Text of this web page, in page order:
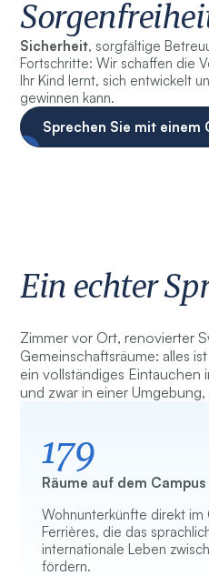
Sicherheit, sorgfältige
Fortschritte: Wir schaffen die
Ihr Kind lernt, sich entwickelt
gewinnen kann.
Sprechen Sie mit einem
Ein echter
Zimmer vor Ort, renovierter
Gemeinschaftsräume: alles
ein vollständiges Eintauchen
und zwar in einer
179
Räume auf dem Campus
Wohnunterkünfte direkt im
Ferrières, die das
internationale Leben
fördern.